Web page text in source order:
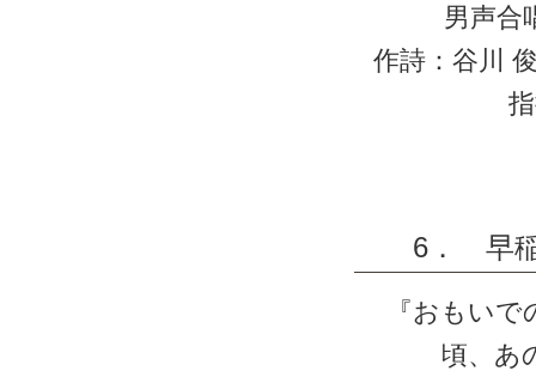
男声合
作詩：谷川
6． 早
『おもい
頃、あ